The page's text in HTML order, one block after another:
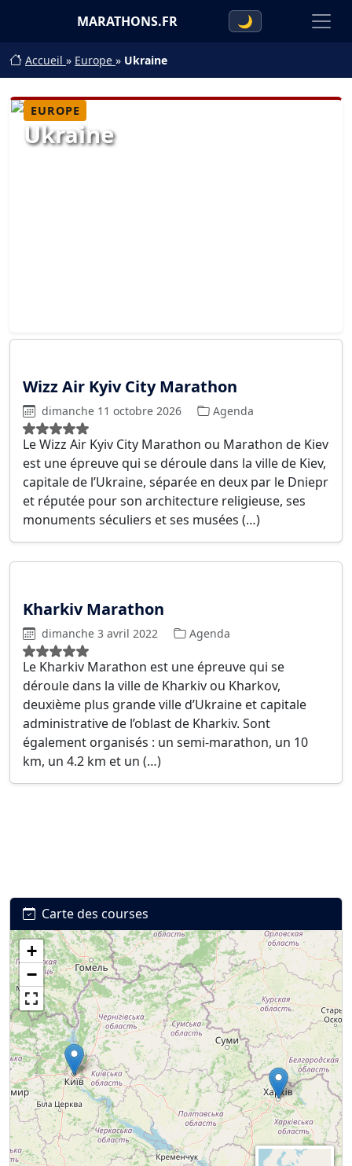
MARATHONS.FR 🌙
Accueil » Europe » Ukraine
EUROPE
Ukraine
Wizz Air Kyiv City Marathon
dimanche 11 octobre 2026 Agenda
Le Wizz Air Kyiv City Marathon ou Marathon de Kiev
est une épreuve qui se déroule dans la ville de Kiev,
capitale de l’Ukraine, séparée en deux par le Dniepr
et réputée pour son architecture religieuse, ses
monuments séculiers et ses musées (…)
Kharkiv Marathon
dimanche 3 avril 2022 Agenda
Le Kharkiv Marathon est une épreuve qui se
déroule dans la ville de Kharkiv ou Kharkov,
deuxième plus grande ville d’Ukraine et capitale
administrative de l’oblast de Kharkiv. Sont
également organisés : un semi-marathon, un 10
km, un 4.2 km et un (…)
Carte des courses
+
−